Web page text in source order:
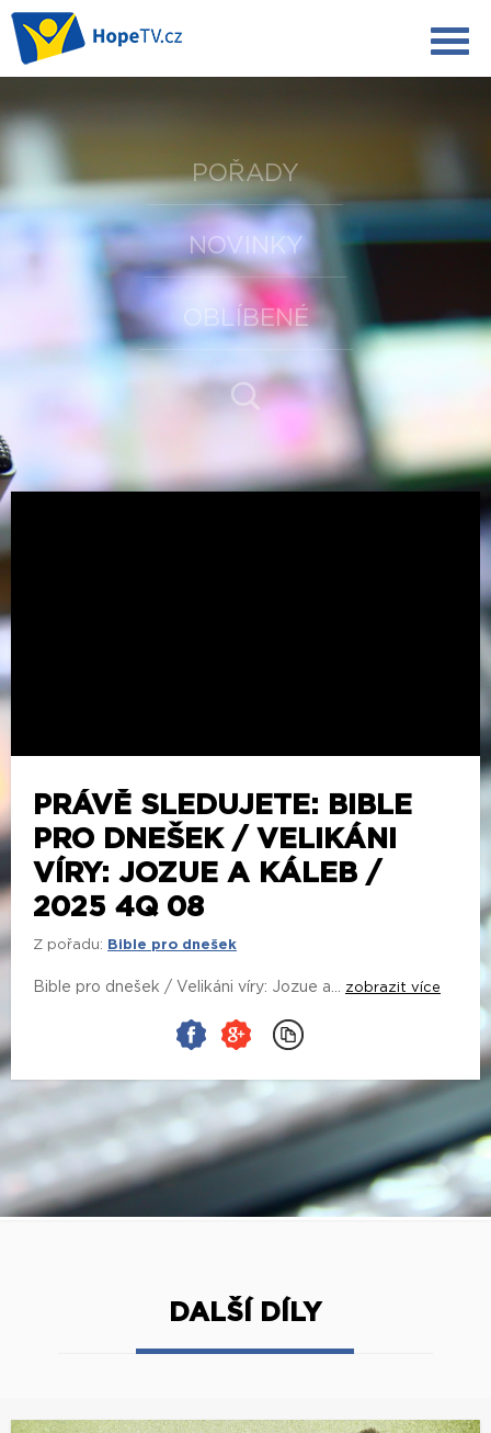
POŘADY
NOVINKY
OBLÍBENÉ
PRÁVĚ SLEDUJETE: BIBLE
PRO DNEŠEK / VELIKÁNI
VÍRY: JOZUE A KÁLEB /
2025 4Q 08
Z pořadu: Bible pro dnešek
Bible pro dnešek / Velikáni víry: Jozue a... zobrazit více
DALŠÍ DÍLY